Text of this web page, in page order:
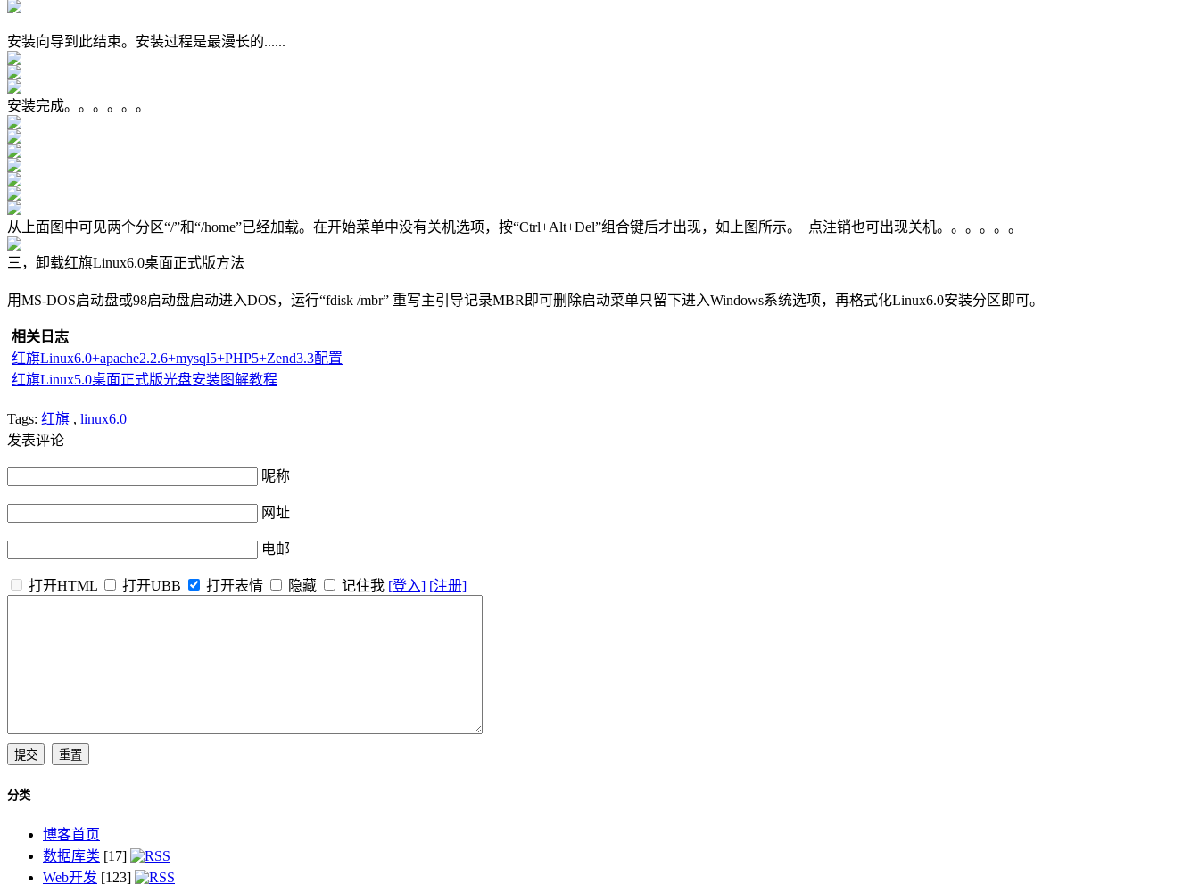
安装向导到此结束。安装过程是最漫长的......
安装完成。。。。。。
从上面图中可见两个分区“/”和“/home”已经加载。在开始菜单中没有关机选项，按“Ctrl+Alt+Del”组合键后才出现，如上图所示。 点注销也可出现关机。。。。。。
三，卸载红旗Linux6.0桌面正式版方法
用MS-DOS启动盘或98启动盘启动进入DOS，运行“fdisk /mbr” 重写主引导记录MBR即可删除启动菜单只留下进入Windows系统选项，再格式化Linux6.0安装分区即可。
相关日志
红旗Linux6.0+apache2.2.6+mysql5+PHP5+Zend3.3配置
红旗Linux5.0桌面正式版光盘安装图解教程
Tags: 红旗 , linux6.0
发表评论
昵称
网址
电邮
打开HTML 打开UBB 打开表情 隐藏 记住我 [登入] [注册]
分类
博客首页
数据库类 [17]
Web开发 [123]